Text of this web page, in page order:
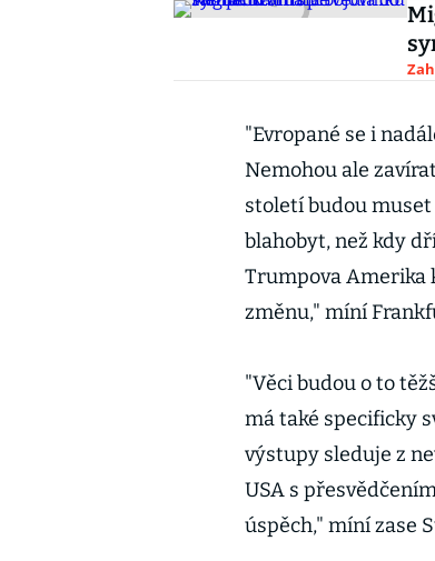
"Evropané se i
Nemohou ale
století budou muset
blahobyt, než kdy
Trumpova Amerika
změnu," míní
"Věci budou o to
má také specificky
výstupy sleduje z
USA s
úspěch," míní zase